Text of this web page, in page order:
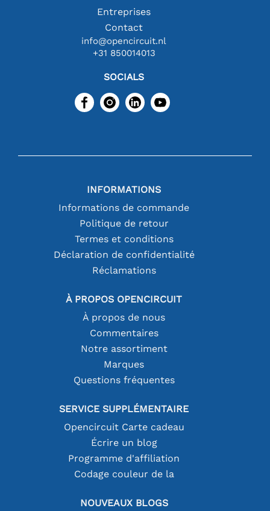
Entreprises
Contact
info@opencircuit.nl
+31 850014013
SOCIALS
INFORMATIONS
Informations de commande
Politique de retour
Termes et conditions
Déclaration de confidentialité
Réclamations
À PROPOS OPENCIRCUIT
À propos de nous
Commentaires
Notre assortiment
Marques
Questions fréquentes
SERVICE SUPPLÉMENTAIRE
Opencircuit Carte cadeau
Écrire un blog
Programme d'affiliation
Codage couleur de la
NOUVEAUX BLOGS